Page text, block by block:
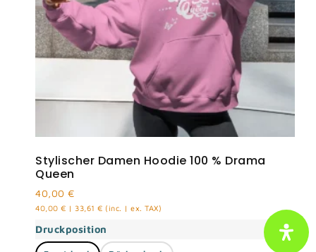
Stylischer Damen Hoodie 100 % Drama
Queen
40,00 €
40,00 € | 33,61 € (inc. | ex. TAX)
Druckposition